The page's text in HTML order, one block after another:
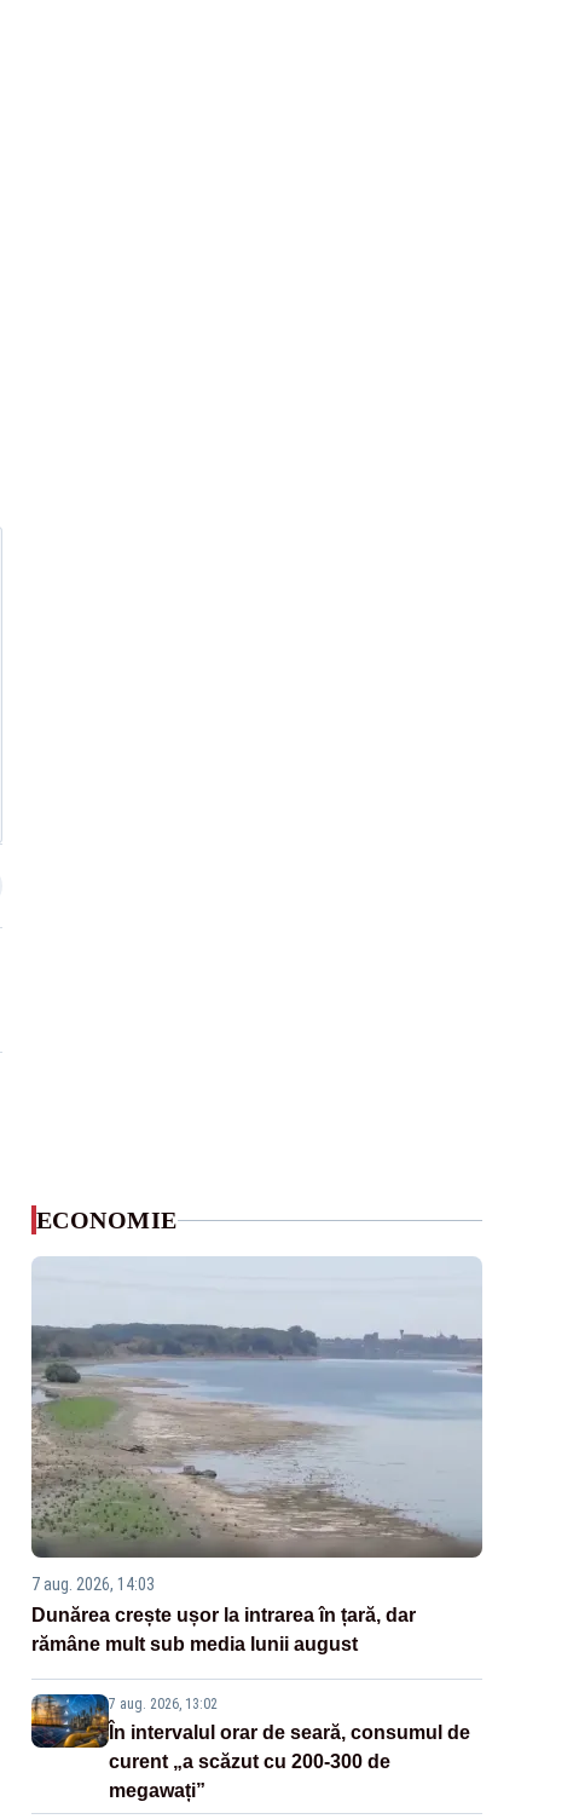
ECONOMIE
7 aug. 2026, 14:03
Dunărea crește ușor la intrarea în țară, dar
rămâne mult sub media lunii august
7 aug. 2026, 13:02
În intervalul orar de seară, consumul de
curent „a scăzut cu 200-300 de
megawați”